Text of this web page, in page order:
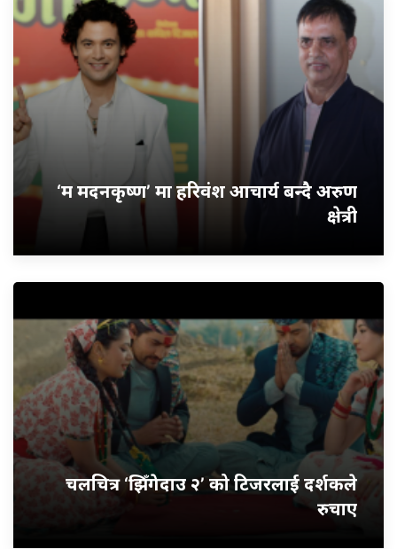
‘म मदनकृष्ण’ मा हरिवंश आचार्य बन्दै अरुण
क्षेत्री
चलचित्र ‘झिँगेदाउ २’ को टिजरलाई दर्शकले
रुचाए